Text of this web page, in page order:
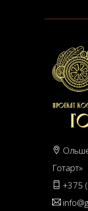
Готарт»
+375